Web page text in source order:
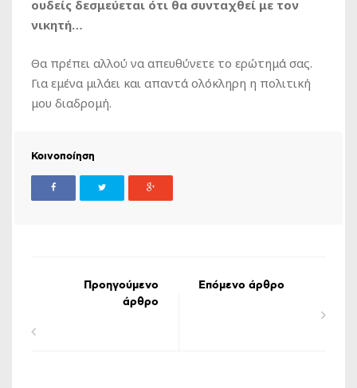
ουδείς δεσμεύεται ότι θα συνταχθεί με τον
νικητή…
Θα πρέπει αλλού να απευθύνετε το ερώτημά σας.
Για εμένα μιλάει και απαντά ολόκληρη η πολιτική
μου διαδρομή.
Κοινοποίηση
Προηγούμενο
άρθρο
Επόμενο άρθρο